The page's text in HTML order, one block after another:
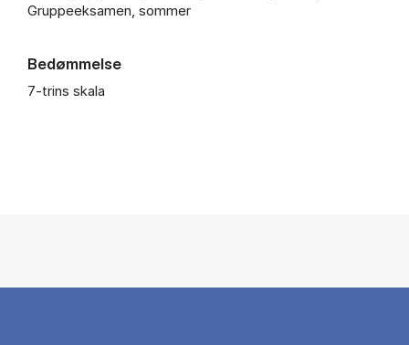
Gruppeeksamen, sommer
Bedømmelse
7-trins skala